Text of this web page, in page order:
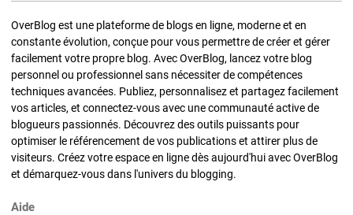
OverBlog est une plateforme de blogs en ligne, moderne et en
constante évolution, conçue pour vous permettre de créer et gérer
facilement votre propre blog. Avec OverBlog, lancez votre blog
personnel ou professionnel sans nécessiter de compétences
techniques avancées. Publiez, personnalisez et partagez facilement
vos articles, et connectez-vous avec une communauté active de
blogueurs passionnés. Découvrez des outils puissants pour
optimiser le référencement de vos publications et attirer plus de
visiteurs. Créez votre espace en ligne dès aujourd'hui avec OverBlog
et démarquez-vous dans l'univers du blogging.
Aide